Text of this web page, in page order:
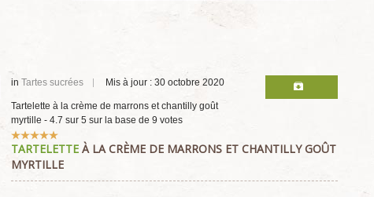
inTartes sucrées Mis à jour : 30 octobre 2020
Tartelette à la crème de marrons et chantilly goût
myrtille -4.7 sur5 sur la base de9 votes
Vote
utilisateur:5/5
TARTELETTE À LA CRÈME DE MARRONS ET CHANTILLY GOÛT
MYRTILLE